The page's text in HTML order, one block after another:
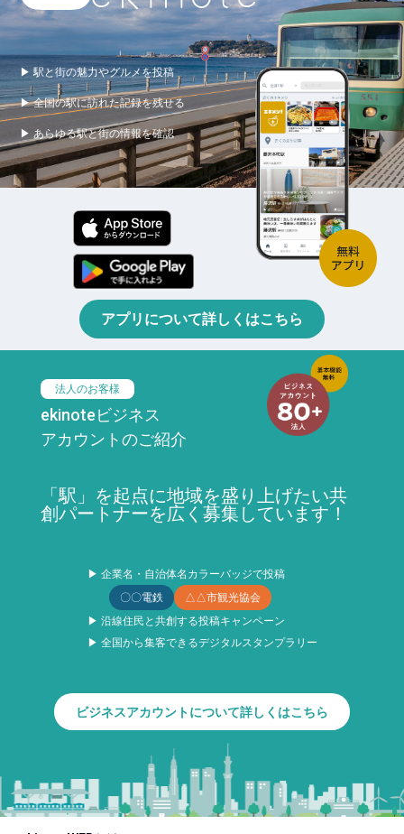
▶ 駅と街の魅力やグルメを投稿
▶ 全国の駅に訪れた記録を残せる
▶ あらゆる駅と街の情報を確認
アプリについて詳しくはこちら
法人のお客様
ekinoteビジネス
アカウントのご紹介
「駅」を起点に地域を盛り上げたい共
創パートナーを広く募集しています！
▶ 企業名・自治体名カラーバッジで投稿
〇〇電鉄
△△市観光協会
▶ 沿線住民と共創する投稿キャンペーン
▶ 全国から集客できるデジタルスタンプラリー
ビジネスアカウントについて詳しくはこちら